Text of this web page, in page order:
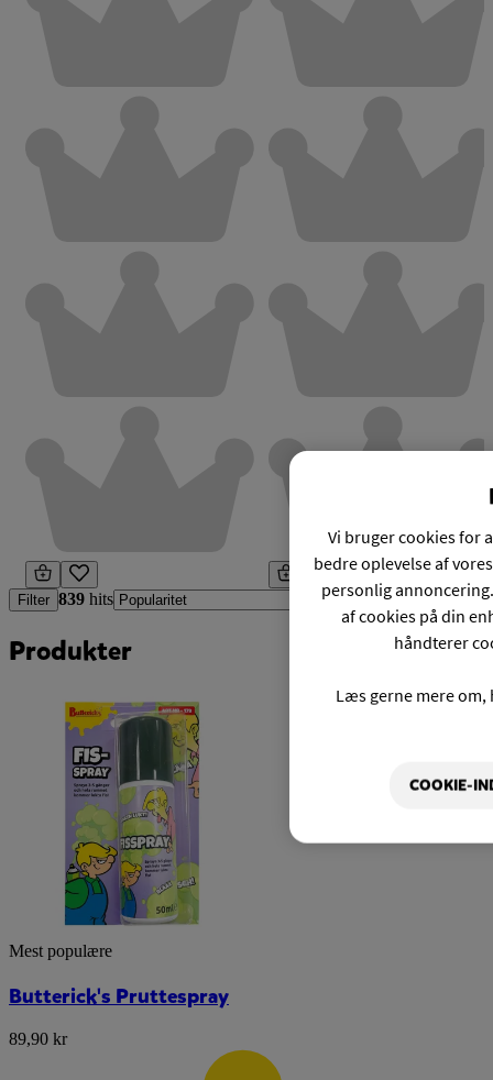
Filter 839 hits
Produkter
Mest populære
Butterick's Pruttespray
89,90 kr
Vi bruger cookies for
bedre oplevelse af
personlig
af cookies på din
håndterer
Læs gerne mere
COOKIE-